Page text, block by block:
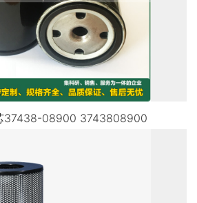
37438-08900 3743808900